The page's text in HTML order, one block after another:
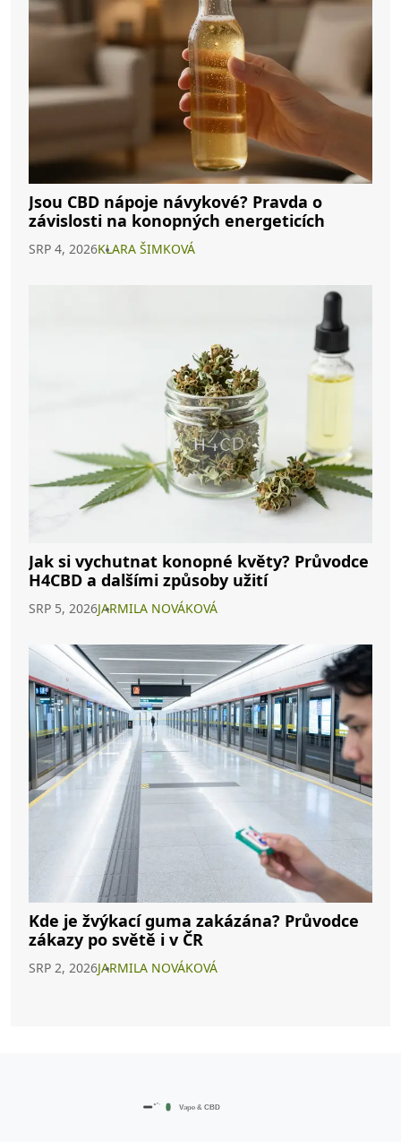
Jsou CBD nápoje návykové? Pravda o
závislosti na konopných energeticích
SRP 4, 2026KLARA ŠIMKOVÁ
Jak si vychutnat konopné květy? Průvodce
H4CBD a dalšími způsoby užití
SRP 5, 2026JARMILA NOVÁKOVÁ
Kde je žvýkací guma zakázána? Průvodce
zákazy po světě i v ČR
SRP 2, 2026JARMILA NOVÁKOVÁ